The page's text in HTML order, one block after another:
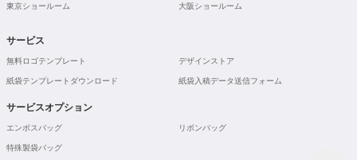
東京ショールーム 大阪ショールーム
サービス
無料ロゴテンプレート デザインストア
紙袋テンプレートダウンロード 紙袋入稿データ送信フォーム
サービスオプション
エンボスバッグ リボンバッグ
特殊製袋バッグ